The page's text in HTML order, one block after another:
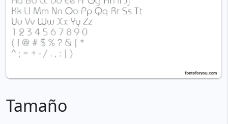
Tamaño